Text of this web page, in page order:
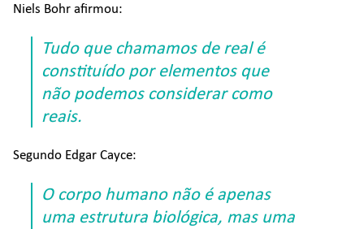
Niels Bohr afirmou:
Tudo que chamamos de real é
constituído por elementos que
não podemos considerar como
reais.
Segundo Edgar Cayce:
O corpo humano não é apenas
uma estrutura biológica, mas uma